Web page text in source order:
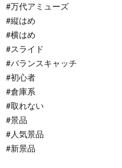
#万代アミューズ
#縦はめ
#横はめ
#スライド
#バランスキャッチ
#初心者
#倉庫系
#取れない
#景品
#人気景品
#新景品